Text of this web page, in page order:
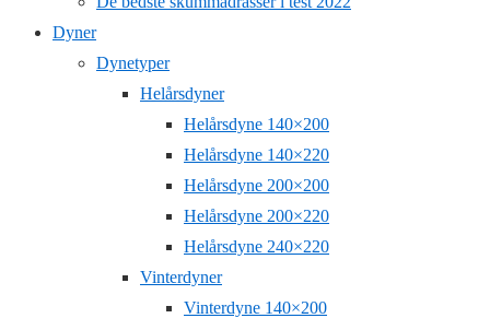
Dyner
Dynetyper
Helårsdyner
Helårsdyne 140×200
Helårsdyne 140×220
Helårsdyne 200×200
Helårsdyne 200×220
Helårsdyne 240×220
Vinterdyner
Vinterdyne 140×200